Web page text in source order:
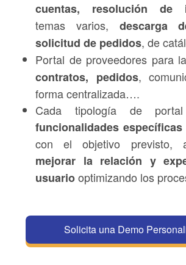
cuentas, resolución de
temas varios, descarga
solicitud de pedidos, de
Portal de proveedores para la
contratos, pedidos,
forma centralizada….
Cada tipología de
funcionalidades específicas
con el objetivo previsto,
mejorar la relación y
usuariooptimizando los
Solicita una Demo